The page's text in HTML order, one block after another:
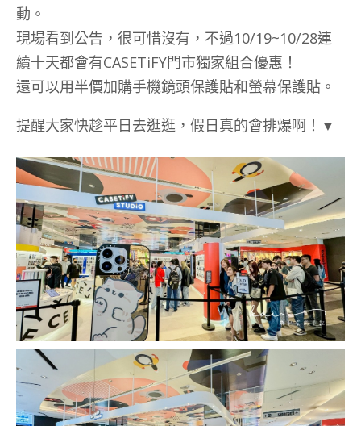
動。
現場看到公告，很可惜沒有，不過10/19~10/28連
續十天都會有CASETiFY門市獨家組合優惠！
還可以用半價加購手機鏡頭保護貼和螢幕保護貼。
提醒大家快趁平日去逛逛，假日真的會排爆啊！▼